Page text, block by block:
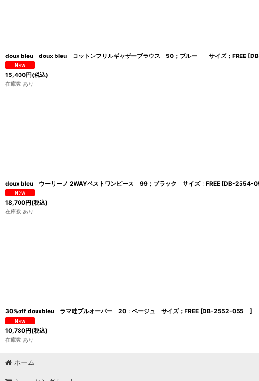
doux bleu doux bleu コットンフリルギャザーブラウス 50；ブルー サイズ；FREE [
15,400円(税込)
在庫数 あり
doux bleu ウーリーノ 2WAYベストワンピース 99；ブラック サイズ；FREE [DB-2554-
18,700円(税込)
在庫数 あり
30%off douxbleu ラマ畦プルオーバー 20；ベージュ サイズ；FREE [DB-2552-055 ]
10,780円(税込)
在庫数 あり
ホーム